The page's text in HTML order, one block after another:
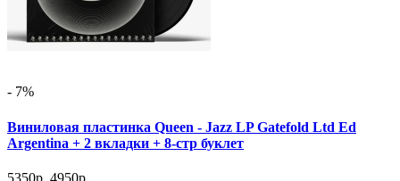
- 7%
Виниловая пластинка Queen - Jazz LP Gatefold Ltd Ed
Argentina + 2 вкладки + 8-стр буклет
5350р. 4950р.